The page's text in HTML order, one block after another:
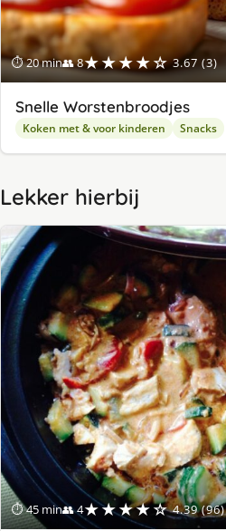
⏱ 20 min👥 8★★★★☆ 3.67 (3)
Snelle Worstenbroodjes
Koken met & voor kinderen Snacks
Lekker hierbij
⏱ 45 min👥 4★★★★☆ 4.39 (96)